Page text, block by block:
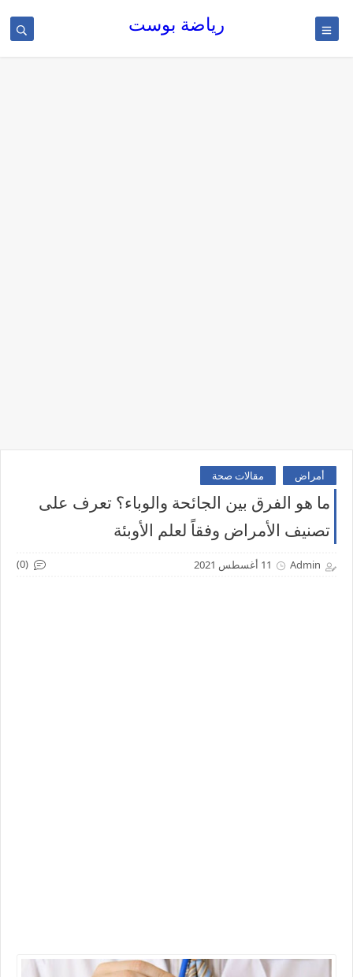
رياضة بوست
أمراض مقالات صحة
ما هو الفرق بين الجائحة والوباء؟ تعرف على
تصنيف الأمراض وفقاً لعلم الأوبئة
Admin 11 أغسطس 2021 (0)